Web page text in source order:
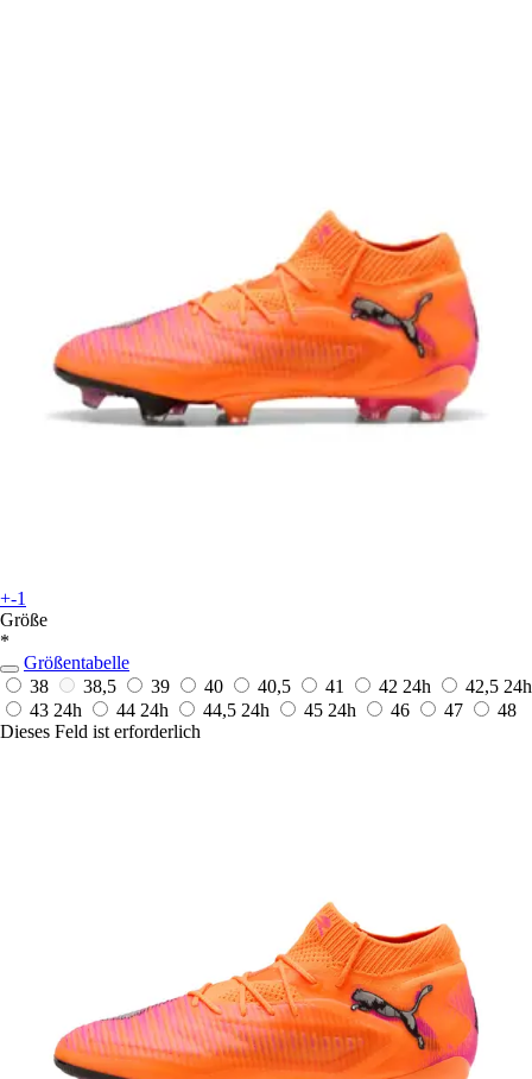
+-1
Größe
*
Größentabelle
38
38,5 39 40 40,5 41 42 24h 42,5 24h
43 24h 44 24h 44,5 24h 45 24h 46 47
48
Dieses Feld ist erforderlich